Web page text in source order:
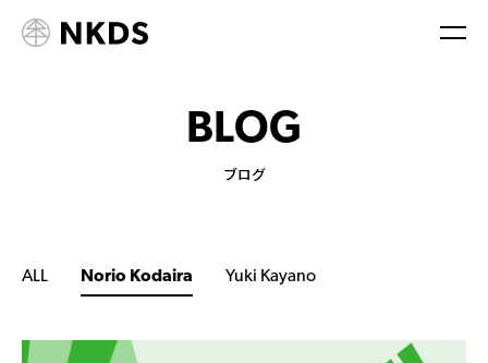
BLOG
ブログ
ALL Norio Kodaira Yuki Kayano